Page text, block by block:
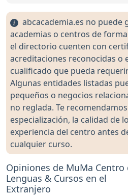
abcacademia.es no puede
academias o centros de
el directorio cuenten con
acreditaciones reconocidas o
cualificado que pueda
Algunas entidades listadas
pequeños o negocios
no reglada. Te
especialización, la calidad de
experiencia del centro antes
cualquier curso.
Opiniones de MuMa Centro
Lenguas & Cursos en el
Extranjero